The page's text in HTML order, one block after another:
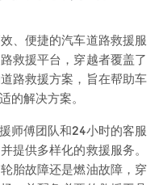
、便捷的汽车道路救援服
救援平台，穿越者覆盖了
路救援方案，旨在帮助车
的解决方案。
师傅团队和24小时的客服
提供多样化的救援服务。
胎故障还是燃油故障，穿